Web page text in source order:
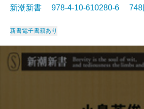
新潮新書 978-4-10-610280-6
新書電子書籍あり